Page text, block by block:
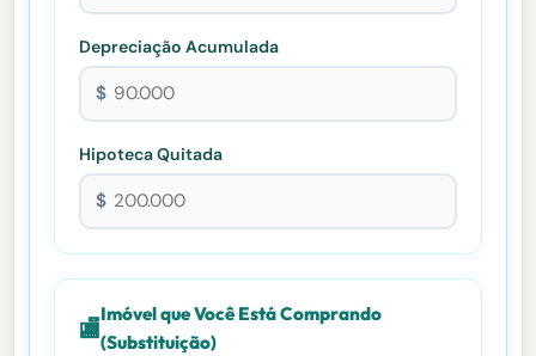
Depreciação Acumulada
$
Hipoteca Quitada
$
🏬
Imóvel que Você Está Comprando
(Substituição)